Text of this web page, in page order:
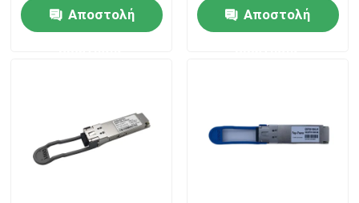
Σπίτι
Γύρος εργοστασίων
PAM4 500M
Αποστολή
Αποστολή